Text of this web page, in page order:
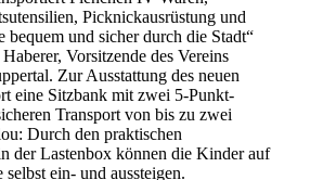
Picknickausrüstung und
bequem und sicher durch die Stadt“
Vorsitzende des Vereins
Zur Ausstattung des neuen
eine Sitzbank mit zwei 5-Punkt-
Transport von bis zu zwei
Durch den praktischen
der Lastenbox können die Kinder auf
selbst ein- und aussteigen.